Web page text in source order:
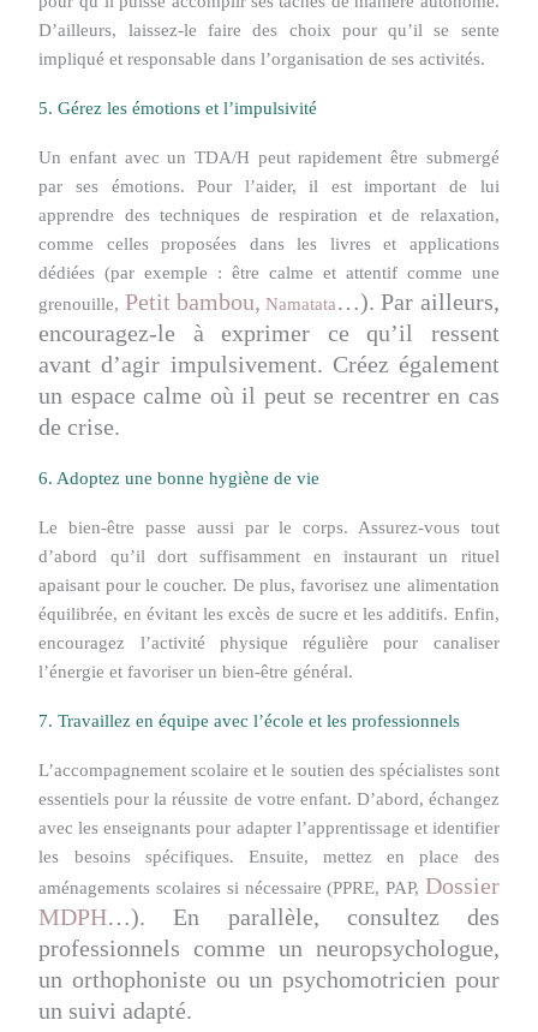
D’ailleurs, laissez-le faire des choix pour qu’il se sente
impliqué et responsable dans l’organisation de ses activités.
5. Gérez les émotions et l’impulsivité
Un enfant avec un TDA/H peut rapidement être submergé
par ses émotions. Pour l’aider, il est important de lui
apprendre des techniques de respiration et de relaxation,
comme celles proposées dans les livres et applications
dédiées (par exemple : être calme et attentif comme une
grenouille, Petit bambou, Namatata…). Par ailleurs,
encouragez-le à exprimer ce qu’il ressent
avant d’agir impulsivement. Créez également
un espace calme où il peut se recentrer en cas
de crise.
6. Adoptez une bonne hygiène de vie
Le bien-être passe aussi par le corps. Assurez-vous tout
d’abord qu’il dort suffisamment en instaurant un rituel
apaisant pour le coucher. De plus, favorisez une alimentation
équilibrée, en évitant les excès de sucre et les additifs. Enfin,
encouragez l’activité physique régulière pour canaliser
l’énergie et favoriser un bien-être général.
7. Travaillez en équipe avec l’école et les professionnels
L’accompagnement scolaire et le soutien des spécialistes sont
essentiels pour la réussite de votre enfant. D’abord, échangez
avec les enseignants pour adapter l’apprentissage et identifier
les besoins spécifiques. Ensuite, mettez en place des
aménagements scolaires si nécessaire (PPRE, PAP, Dossier
MDPH…). En parallèle, consultez des
professionnels comme un neuropsychologue,
un orthophoniste ou un psychomotricien pour
un suivi adapté.